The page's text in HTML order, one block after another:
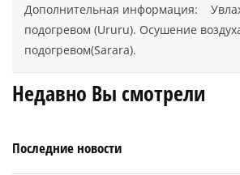
Дополнительная информация:
подогревом (Ururu). Осушение
подогревом(Sarara).
Недавно Вы смотрели
Последние новости